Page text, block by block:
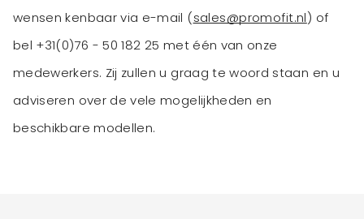
wensen kenbaar via e-mail (sales@promofit.nl) of
bel +31(0)76 - 50 182 25 met één van onze
medewerkers. Zij zullen u graag te woord staan en u
adviseren over de vele mogelijkheden en
beschikbare modellen.